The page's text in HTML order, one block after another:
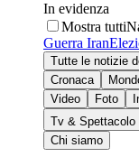
In evidenza
Mostra tutti
Guerra Iran
Tutte le notizie
Cronaca
Video
Foto
Tv & Spettacolo
Chi siamo